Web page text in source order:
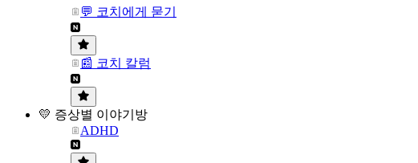
💬 코치에게 묻기
📰 코치 칼럼
💛 증상별 이야기방
ADHD